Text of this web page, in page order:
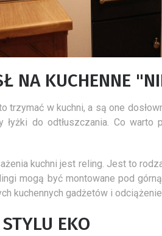
NA KUCHENNE
trzymać w kuchni, a są one
łyżki do odtłuszczania. Co
kuchni jest reling. Jest to
mogą być montowane pod
kuchennych gadżetów i
EKO